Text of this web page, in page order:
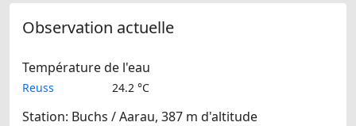
Observation actuelle
Température de l'eau
Reuss 24.2 °C
Station: Buchs / Aarau, 387 m d'altitude